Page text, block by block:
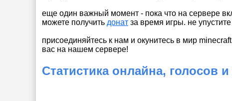
еще один важный момент - пока что на сервере
можете получить донат за время игры. не
присоединяйтесь к нам и окунитесь в мир
вас на нашем сервере!
Статистика онлайна, голосов